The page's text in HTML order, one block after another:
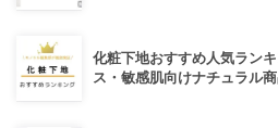
化粧下地おすすめ人気ラン
ス・敏感肌向けナチュラル商